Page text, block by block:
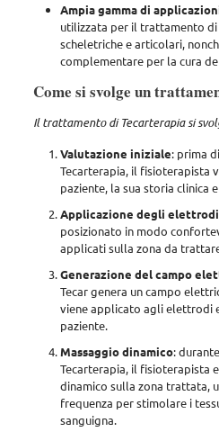
Ampia gamma di
utilizzata per il trattamento
scheletriche e articolari,
complementare per la cura
Come si svolge un
Il trattamento di Tecarterapia si
Valutazione iniziale: prima
Tecarterapia, il fisioterapista
paziente, la sua storia clinica
Applicazione degli elettrodi
posizionato in modo
applicati sulla zona da
Generazione del campo
Tecar genera un campo
viene applicato agli elettrodi
paziente.
Massaggio dinamico:
Tecarterapia, il fisioterapista
dinamico sulla zona trattata,
frequenza per stimolare i
sanguigna.